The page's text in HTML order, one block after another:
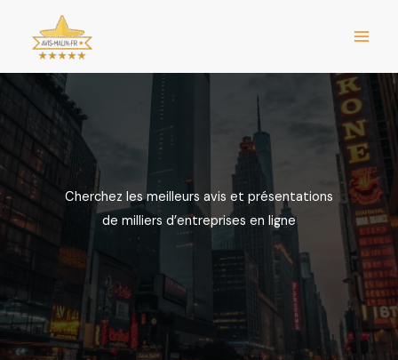
contenu
Cherchez les meilleurs avis et présentations
de milliers d’entreprises en ligne